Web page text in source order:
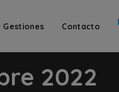
Gestiones Contacto
2022